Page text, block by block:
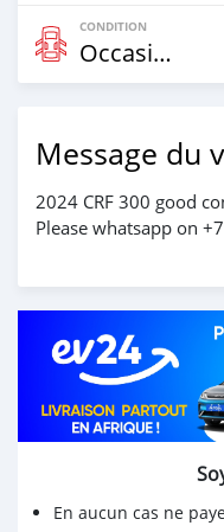
CONDITION
Occasion
Message du
2024 CRF 300 good
Please whatsapp on
En aucun cas ne